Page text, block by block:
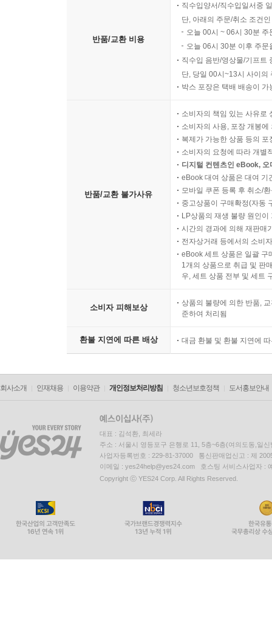
반품/교환 비용
직수입양서/직수입일서중
단, 아래의 주문/취소 조건
오늘 00시 ~ 06시 30분
오늘 06시 30분 이후 주
직수입 음반/영상물/기프트
단, 당일 00시~13시 사이의
박스 포장은 택배 배송이
반품/교환 불가사유
소비자의 책임 있는 사유로
소비자의 사용, 포장 개봉
복제가 가능한 상품 등의
소비자의 요청에 따라 개별
디지털 컨텐츠인 eBook,
eBook 대여 상품은 대여 기
모바일 쿠폰 등록 후 취소/
중고상품이 구매확정(자동
LP상품의 재생 불량 원인
시간의 경과에 의해 재판매
전자상거래 등에서의 소비
eBook 세트 상품은 일괄 구
1개의 상품으로 취급 및 판
우, 세트 상품 전부 및 세트
소비자 피해보상
상품의 불량에 의한 반품,
준하여 처리됨
환불 지연에 따른 배상 대금 환불 및 환불 지연에
회사소개 인재채용 이용약관 개인정보처리방침 청소년보호정책 도서홍보안내
대표 : 김석환, 최세라
주소 : 서울시 영등포구 은행로 11, 5층~6층(여의도동,일신
사업자등록번호 : 229-81-37000 통신판매업신고 : 제
이메일 : yes24help@yes24.com 호스팅 서비스사업자 :
Copyright ⓒ YES24 Corp. All Rights Reserved.